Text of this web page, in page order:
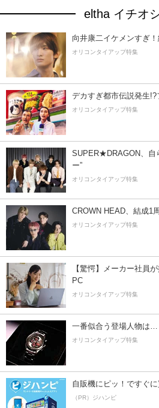
eltha イチオ
向井康二イケメンすぎ
オリコンタイアップ特集
デカすぎ都市伝説発生
オリコンタイアップ特集
SUPER★DRAGON、自
ー”
オリコンタイアップ特集
CROWN HEAD、結成1
オリコンタイアップ特集
【驚愕】メーカー社員
PC
オリコンタイアップ特集
一番似合う登場人物は
オリコンタイアップ特集
自販機にピッ！ですぐに
（PR）ジハンピ